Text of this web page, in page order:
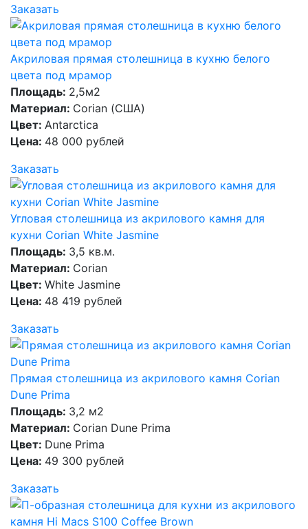
Заказать
Акриловая прямая столешница в кухню белого
цвета под мрамор
Площадь: 2,5м2
Материал: Corian (США)
Цвет: Antarctica
Цена: 48 000 рублей
Заказать
Угловая столешница из акрилового камня для
кухни Corian White Jasmine
Площадь: 3,5 кв.м.
Материал: Corian
Цвет: White Jasmine
Цена: 48 419 рублей
Заказать
Прямая столешница из акрилового камня Corian
Dune Prima
Площадь: 3,2 м2
Материал: Corian Dune Prima
Цвет: Dune Prima
Цена: 49 300 рублей
Заказать